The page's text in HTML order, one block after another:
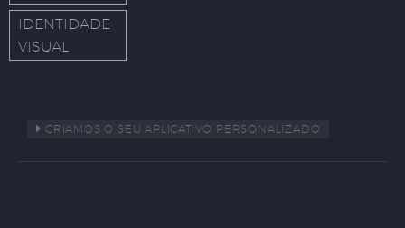
IDENTIDADE
VISUAL
CRIAMOS O SEU APLICATIVO PERSONALIZADO